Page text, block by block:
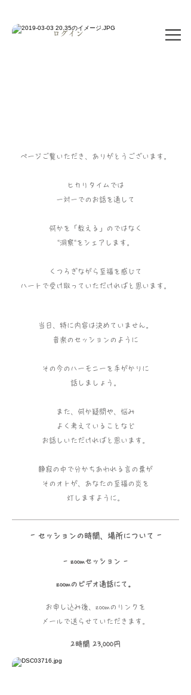
ログイン
ページご覧いただき、ありがとうございます。
ヒカリタイムでは
一対一でのお話を通して
何かを「教える」のではなく
"洞察"をシェアします。
くつろぎながら至福を感じて
ハートで受け取っていただければと思います。
当日、特に内容は決めていません。
音楽のセッションのように
その今のハーモニーを手がかりに
話しましょう。
また、何か疑問や、悩み
よく考えていることなど
お話しいただければと思います。
静寂の中で分かちあわれる言の葉が
そのオトが、あなたの至福の炎を
灯しますように。
- セッションの時間、場所について -
​- zoomセッション -
zoomのビデオ通話にて 。
お申し込み後、zoomのリンクを
メールで送らせていただきます。
2時間 23,000円